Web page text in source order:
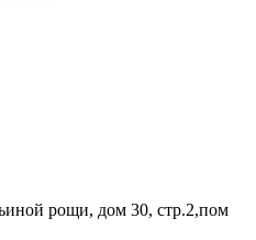
рощи, дом 30, стр.2,пом